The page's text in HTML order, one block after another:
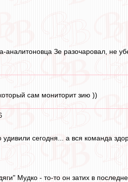
аналитоновца Зе разочаровал, не
сам мониторит зию ))
сегодня... а вся команда
Мудко - то-то он затих в